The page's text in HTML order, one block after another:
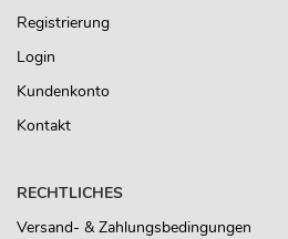
Registrierung
Login
Kundenkonto
Kontakt
RECHTLICHES
Versand- & Zahlungsbedingungen